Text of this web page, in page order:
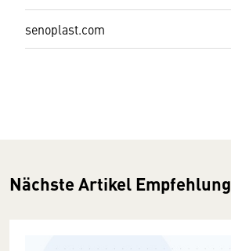
senoplast.com
Nächste Artikel Empfehlung